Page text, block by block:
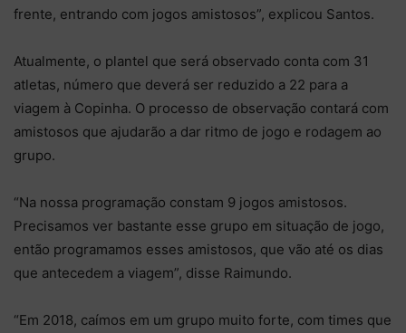
frente, entrando com jogos amistosos”, explicou Santos.
Atualmente, o plantel que será observado conta com 31
atletas, número que deverá ser reduzido a 22 para a
viagem à Copinha. O processo de observação contará com
amistosos que ajudarão a dar ritmo de jogo e rodagem ao
grupo.
“Na nossa programação constam 9 jogos amistosos.
Precisamos ver bastante esse grupo em situação de jogo,
então programamos esses amistosos, que vão até os dias
que antecedem a viagem”, disse Raimundo.
“Em 2018, caímos em um grupo muito forte, com times que